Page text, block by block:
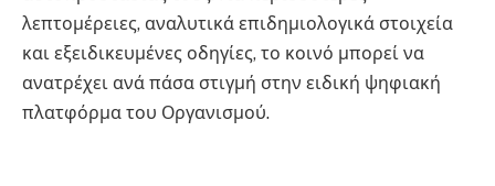
λεπτομέρειες, αναλυτικά επιδημιολογικά στοιχεία
και εξειδικευμένες οδηγίες, το κοινό μπορεί να
ανατρέχει ανά πάσα στιγμή στην ειδική ψηφιακή
πλατφόρμα του Οργανισμού.